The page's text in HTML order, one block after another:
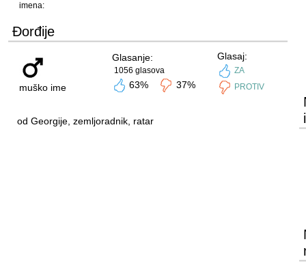
imena:
Đorđije
muško ime
Glasanje:
1056 glasova
63% 37%
Glasaj:
ZA
PROTIV
od Georgije, zemljoradnik, ratar